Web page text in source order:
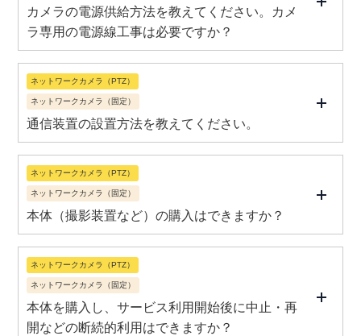
カメラの電源供給方法を教えてください。カメ
ラ専用の電源線工事は必要ですか？
ネットワークカメラ（PTZ）
ネットワークカメラ（固定）
通信装置の設置方法を教えてください。
ネットワークカメラ（PTZ）
ネットワークカメラ（固定）
本体（撮影装置など）の購入はできますか？
ネットワークカメラ（PTZ）
ネットワークカメラ（固定）
本体を購入し、サービス利用開始後に中止・再
開などの断続的利用はできますか？